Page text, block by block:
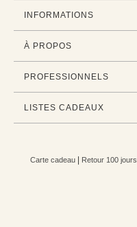
INFORMATIONS
À PROPOS
PROFESSIONNELS
LISTES CADEAUX
Carte cadeau| Retour 100 jours